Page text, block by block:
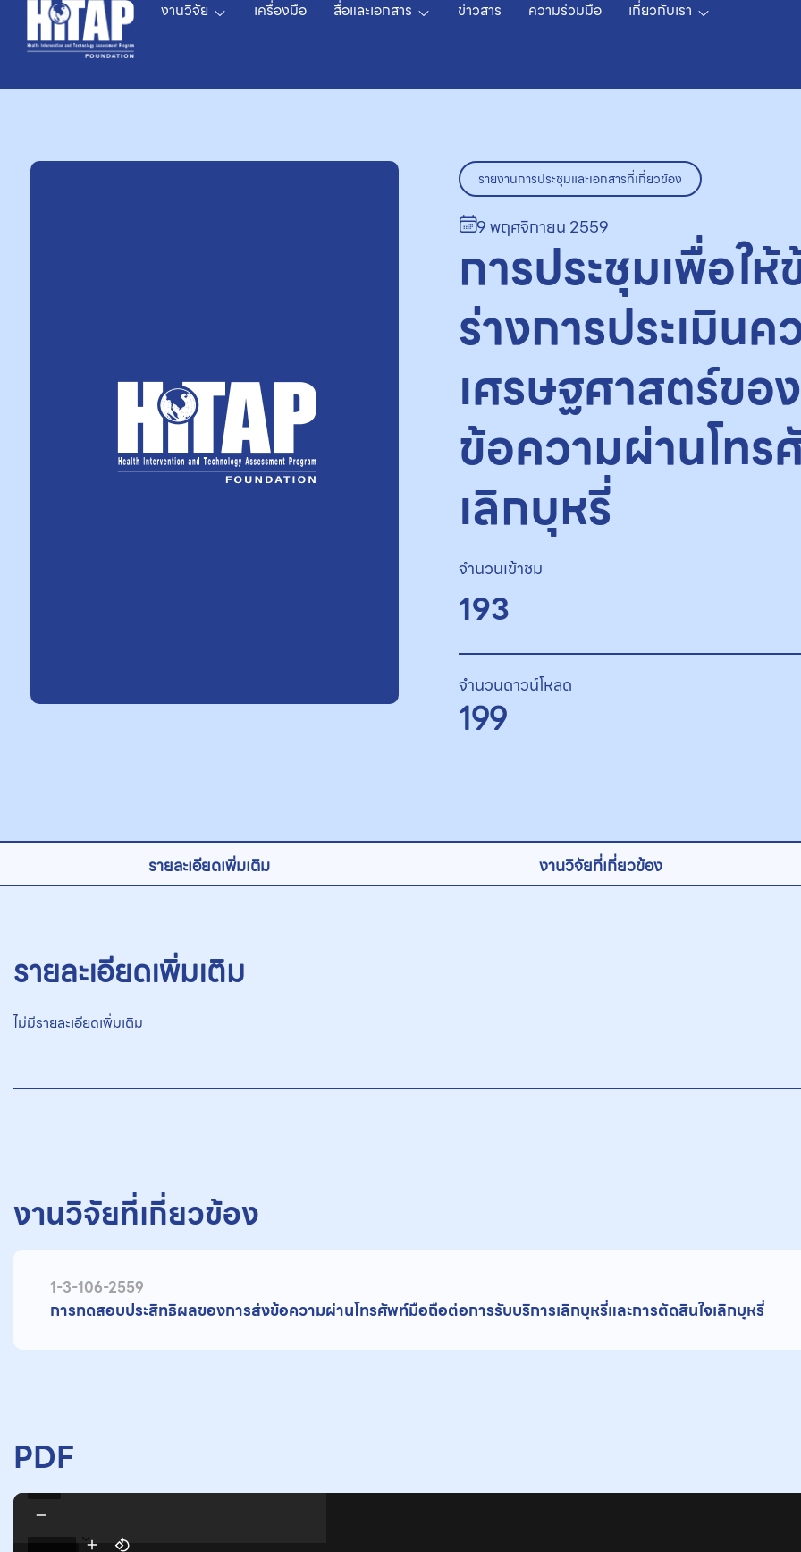
งานวิจัย เครื่องมือ สื่อและเอกสาร ข่าวสาร ความร่วมมือ เกี่ยวกับเรา
รายงานการประชุมและเอกสารที่เกี่ยวข้อง
9 พฤศจิกายน 2559
การประชุมเพื่อใ
ร่างการประเมิน
เศรษฐศาสตร์ขอ
ข้อความผ่านโท
เลิกบุหรี่
จำนวนเข้าชม
193
จำนวนดาวน์โหลด
199
รายละเอียดเพิ่มเติม งานวิจัยที่เกี่ยวข้อง
รายละเอียดเพิ่มเติม
ไม่มีรายละเอียดเพิ่มเติม
งานวิจัยที่เกี่ยวข้อง
1-3-106-2559
การทดสอบประสิทธิผลของการส่งข้อความผ่านโทรศัพท์มือถือต่อการรับบริการเลิกบุหรี่และการตัดสินใจเลิกบุหรี่
PDF